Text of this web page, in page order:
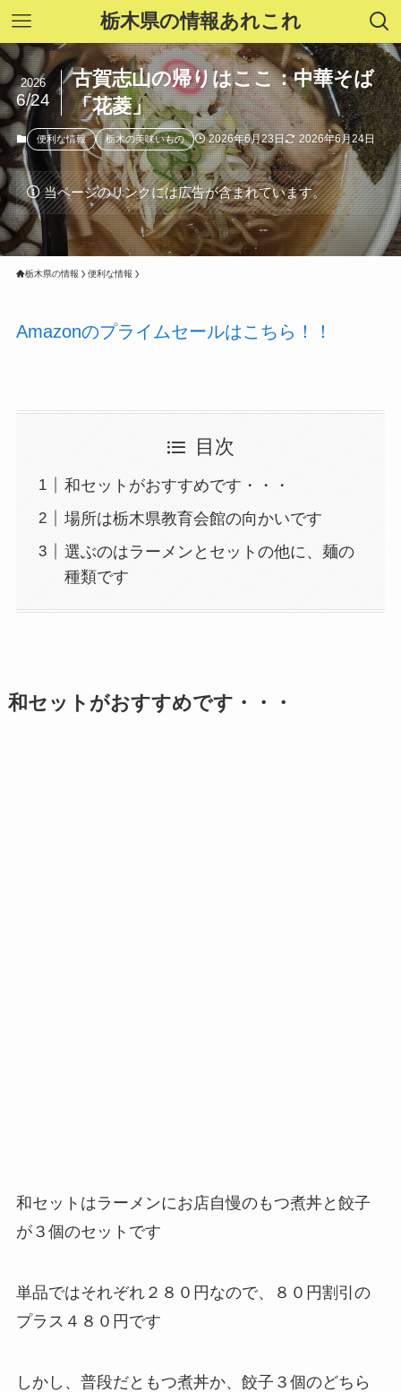
栃木県の情報あれこれ
古賀志山の帰りはここ：中華そば
「花菱」
2026
6/24
便利な情報 栃木の美味いもの 2026年6月23日 2026年6月24日
当ページのリンクには広告が含まれています。
栃木県の情報 便利な情報
Amazonのプライムセールはこちら！！
目次
和セットがおすすめです・・・
場所は栃木県教育会館の向かいです
選ぶのはラーメンとセットの他に、麺の
種類です
和セットがおすすめです・・・
和セットはラーメンにお店自慢のもつ煮丼と餃子
が３個のセットです
単品ではそれぞれ２８０円なので、８０円割引の
プラス４８０円です
しかし、普段だともつ煮丼か、餃子３個のどちら